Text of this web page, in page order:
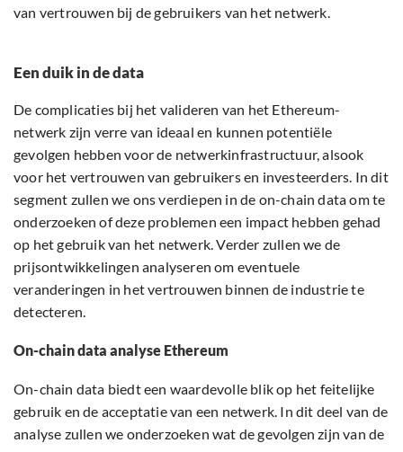
van vertrouwen bij de gebruikers van het netwerk.
Een duik in de data
De complicaties bij het valideren van het Ethereum-
netwerk zijn verre van ideaal en kunnen potentiële
gevolgen hebben voor de netwerkinfrastructuur, alsook
voor het vertrouwen van gebruikers en investeerders. In dit
segment zullen we ons verdiepen in de on-chain data om te
onderzoeken of deze problemen een impact hebben gehad
op het gebruik van het netwerk. Verder zullen we de
prijsontwikkelingen analyseren om eventuele
veranderingen in het vertrouwen binnen de industrie te
detecteren.
On-chain data analyse Ethereum
On-chain data biedt een waardevolle blik op het feitelijke
gebruik en de acceptatie van een netwerk. In dit deel van de
analyse zullen we onderzoeken wat de gevolgen zijn van de